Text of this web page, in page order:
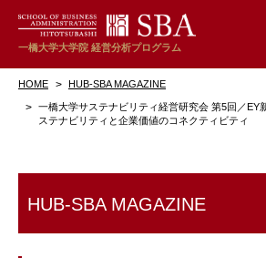
一橋大学大学院 経営分析プログラム
HOME HUB-SBA MAGAZINE
一橋大学サステナビリティ経営研究会 第5回／
ステナビリティと企業価値のコネクティビティ
HUB-SBA MAGAZINE